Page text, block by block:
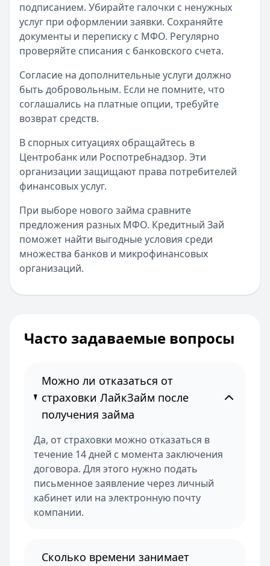
подписанием. Убирайте галочки с ненужных
услуг при оформлении заявки. Сохраняйте
документы и переписку с МФО. Регулярно
проверяйте списания с банковского счета.
Согласие на дополнительные услуги должно
быть добровольным. Если не помните, что
соглашались на платные опции, требуйте
возврат средств.
В спорных ситуациях обращайтесь в
Центробанк или Роспотребнадзор. Эти
организации защищают права потребителей
финансовых услуг.
При выборе нового займа сравните
предложения разных МФО. Кредитный Зай
поможет найти выгодные условия среди
множества банков и микрофинансовых
организаций.
Часто задаваемые вопросы
Можно ли отказаться от
страховки ЛайкЗайм после
получения займа
Да, от страховки можно отказаться в
течение 14 дней с момента заключения
договора. Для этого нужно подать
письменное заявление через личный
кабинет или на электронную почту
компании.
Сколько времени занимает